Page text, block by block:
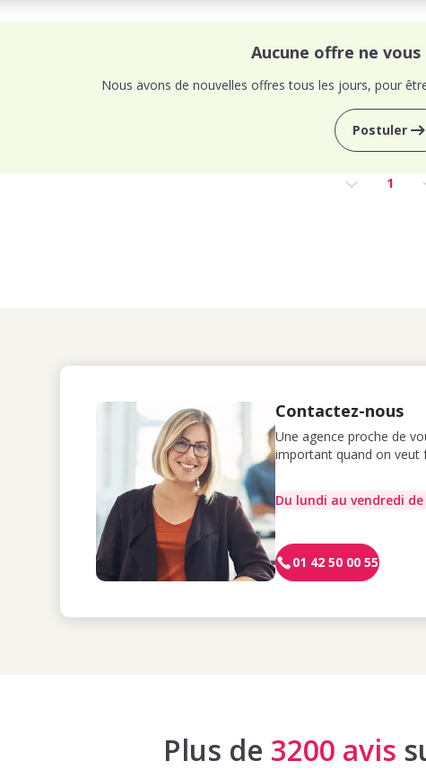
Aucune offre ne vous
Nous avons de nouvelles offres tous les jours, pour
Postuler
1
Contactez-nous
Une agence proche de
important quand on veut
Du lundi au vendredi de
01 42 50 00 55
Plus de 3200 avis